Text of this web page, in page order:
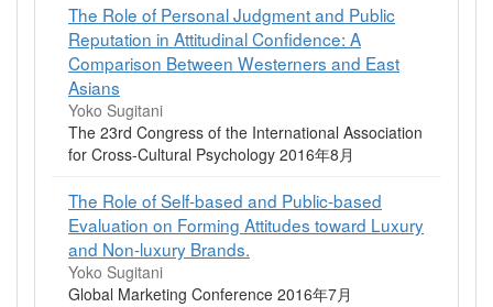
The Role of Personal Judgment and Public
Reputation in Attitudinal Confidence: A
Comparison Between Westerners and East
Asians
Yoko Sugitani
The 23rd Congress of the International Association
for Cross-Cultural Psychology 2016年8月
The Role of Self-based and Public-based
Evaluation on Forming Attitudes toward Luxury
and Non-luxury Brands.
Yoko Sugitani
Global Marketing Conference 2016年7月